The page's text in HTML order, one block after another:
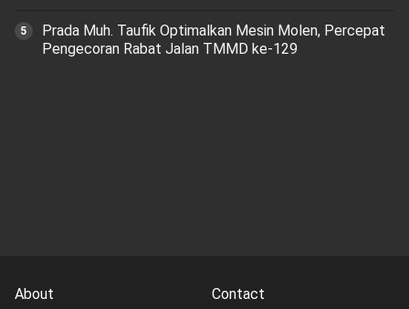
Prada Muh. Taufik Optimalkan Mesin Molen, Percepat
Pengecoran Rabat Jalan TMMD ke-129
About Contact